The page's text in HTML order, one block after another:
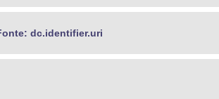
dc.identifier.uri